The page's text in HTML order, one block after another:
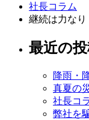
社長コラム
継続は力なり
最近の
降雨・
真夏の
社長コ
弊社を